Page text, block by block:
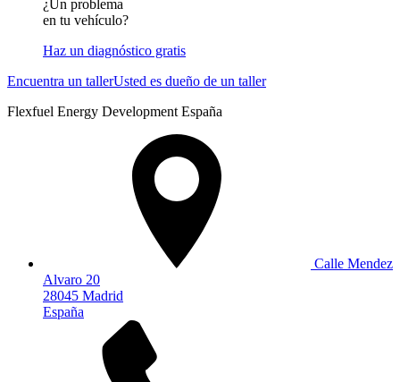
¿Un problema
en tu vehículo?
Haz un diagnóstico gratis
Encuentra un tallerUsted es dueño de un taller
Flexfuel Energy Development España
Calle Mendez
Alvaro 20
28045 Madrid
España